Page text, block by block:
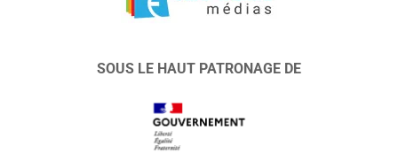
SOUS LE HAUT PATRONAGE DE